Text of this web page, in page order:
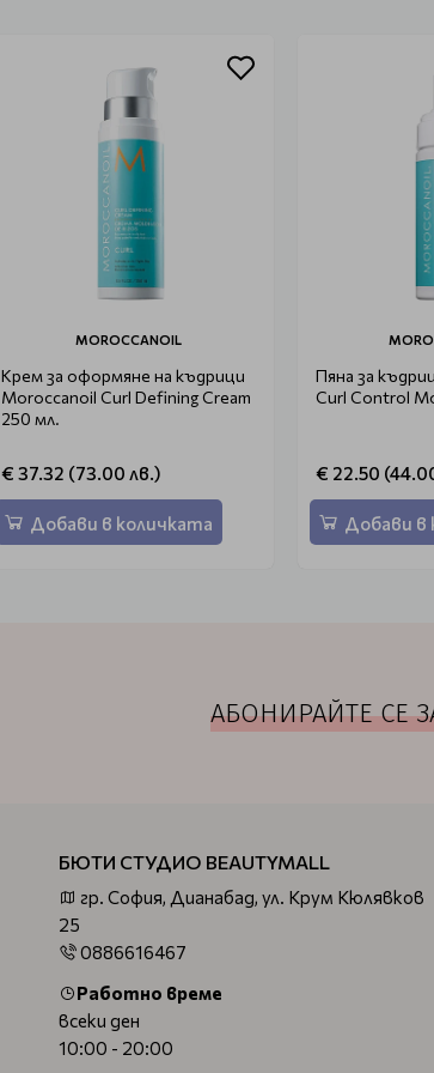
MOROCCANOIL
Крем за оформяне на къдрици
Moroccanoil Curl Defining Cream
250 мл.
€ 37.32 (73.00 лв.)
Добави в количката
Пяна за
Curl Control
€ 22.50
Добави в
АБОНИРАЙТЕ СЕ
БЮТИ СТУДИО BEAUTYMALL
гр. София, Дианабад, ул. Крум Кюлявков
25
0886616467
Работно време
всеки ден
10:00 - 20:00